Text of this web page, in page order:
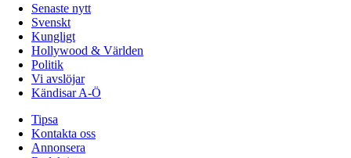
Senaste nytt
Svenskt
Kungligt
Hollywood & Världen
Politik
Vi avslöjar
Kändisar A-Ö
Tipsa
Kontakta oss
Annonsera